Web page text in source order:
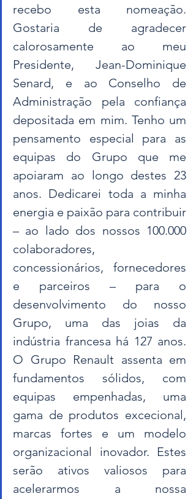
recebo esta nomeação.
Gostaria de agradecer
calorosamente ao meu
Presidente, Jean-Dominique
Senard, e ao Conselho de
Administração pela confiança
depositada em mim. Tenho um
pensamento especial para as
equipas do Grupo que me
apoiaram ao longo destes 23
anos. Dedicarei toda a minha
energia e paixão para contribuir
– ao lado dos nossos 100.000
colaboradores,
concessionários, fornecedores
e parceiros – para o
desenvolvimento do nosso
Grupo, uma das joias da
indústria francesa há 127 anos.
O Grupo Renault assenta em
fundamentos sólidos, com
equipas empenhadas, uma
gama de produtos excecional,
marcas fortes e um modelo
organizacional inovador. Estes
serão ativos valiosos para
acelerarmos a nossa